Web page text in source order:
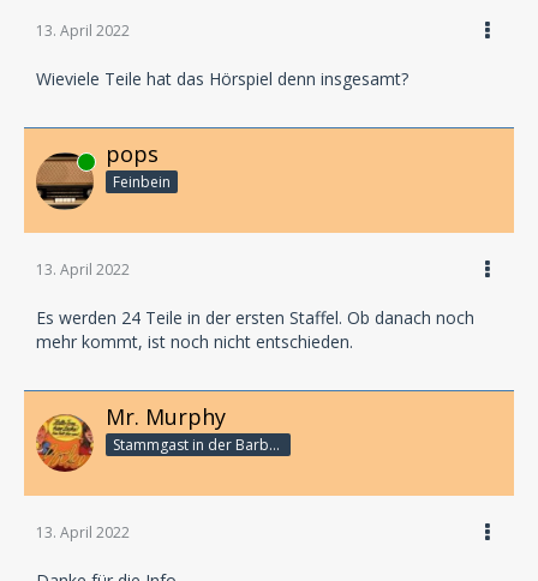
13. April 2022
Wieviele Teile hat das Hörspiel denn insgesamt?
Online pops
Feinbein
13. April 2022
Es werden 24 Teile in der ersten Staffel. Ob danach noch
mehr kommt, ist noch nicht entschieden.
Mr. Murphy
Stammgast in der Barbarabar
13. April 2022